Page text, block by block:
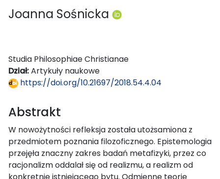
Joanna Sośnicka
Studia Philosophiae Christianae
Dział:Artykuły naukowe
https://doi.org/10.21697/2018.54.4.04
Abstrakt
W nowożytności refleksja została utożsamiona z
przedmiotem poznania filozoficznego. Epistemologia
przejęła znaczny zakres badań metafizyki, przez co
racjonalizm oddalał się od realizmu, a realizm od